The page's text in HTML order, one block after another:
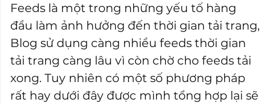
Feeds là một trong những yếu tố hàng
đầu làm ảnh hưởng đến thời gian tải trang,
Blog sử dụng càng nhiều feeds thời gian
tải trang càng lâu vì còn chờ cho feeds tải
xong. Tuy nhiên có một số phương pháp
rất hay dưới đây được mình tổng hợp lại sẽ